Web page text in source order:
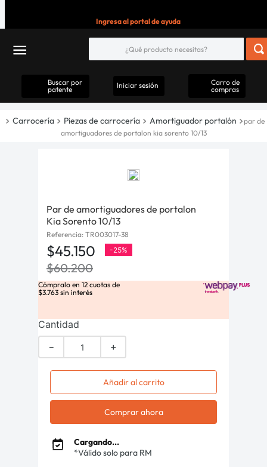
Ingresa al portal de ayuda
Buscar por
patente
Iniciar sesión
Carro de
compras
Carrocería Piezas de carrocería Amortiguador portalón
par de
amortiguadores de portalon kia sorento 10/13
Par de amortiguadores de portalon
Kia Sorento 10/13
Referencia: TR003017-38
$45.150 -25%
$60.200
Cómpralo en 12 cuotas de
$3.763 sin interés
Cantidad
＋
－
Añadir al carrito
Comprar ahora
Cargando...
*Válido solo para RM